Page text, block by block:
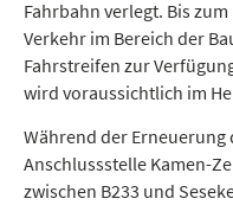
Fahrbahn verlegt. Bis
Verkehr im Bereich der
Fahrstreifen zur
wird voraussichtlich im
Während der Erneuerung
Anschlussstelle Kamen-
zwischen B233 und